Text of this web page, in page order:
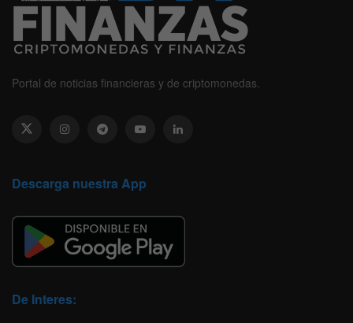
Portal de noticias financieras y de criptomonedas.
Descarga nuestra App
De Interes: